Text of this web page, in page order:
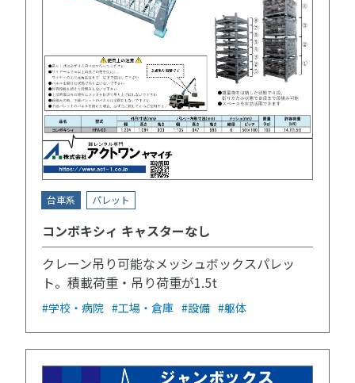
台車系 パレット
コンボキシィ キャスターなし
クレーン吊り可能なメッシュボックスパレッ
ト。積載荷重・吊り荷重が1.5t
#学校・病院 #工場・倉庫 #設備 #躯体